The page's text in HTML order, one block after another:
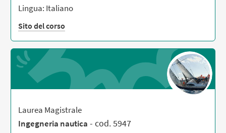
Lingua: Italiano
Sito del corso
Laurea Magistrale
Ingegneria nautica - cod. 5947